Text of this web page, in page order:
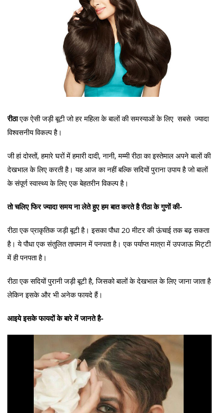
रीठाएक ऐसी जड़ी बूटी जो हर महिला के बालों की समस्याओं के लिए सबसे ज्यादा
विश्वसनीय विकल्प है।
जी हां दोस्तों, हमारे घरों में हमारी दादी, नानी, मम्मी रीठा का इस्तेमाल अपने बालों की
देखभाल के लिए करती है। यह आज का नहीं बल्कि सदियों पुराना उपाय है जो बालों
के संपूर्ण स्वास्थ्य के लिए एक बेहतरीन विकल्प है।
तो चलिए फिर ज्यादा समय ना लेते हुए हम बात करते है रीठा के गुणों की-
रीठा एक प्राकृतिक जड़ी बूटी है। इसका पौधा 20 मीटर की ऊंचाई तक बढ़ सकता
है। ये पौधा एक संतुलित तापमान में पनपता है। एक पर्याप्त मात्रा में उपजाऊ मिट्टी
में ही पनपता है।
रीठा एक सदियों पुरानी जड़ी बूटी है, जिसको बालों के देखभाल के लिए जाना जाता है
लेकिन इसके और भी अनेक फायदे हैं।
आइये इसके फायदों के बारे में जानते है-